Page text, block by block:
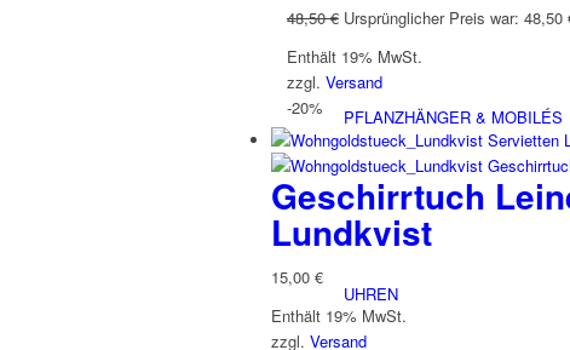
PFLANZHÄNGER & MOBILÉS
UHREN
48,50€ Ursprünglicher Preis war: 48,50
Enthält 19% MwSt.
zzgl. Versand
-20%
Geschirrtuch
Lundkvist
15,00 €
Enthält 19% MwSt.
zzgl. Versand